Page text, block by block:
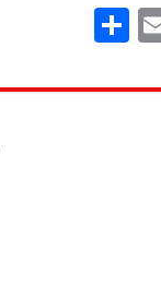
E
ai
ar